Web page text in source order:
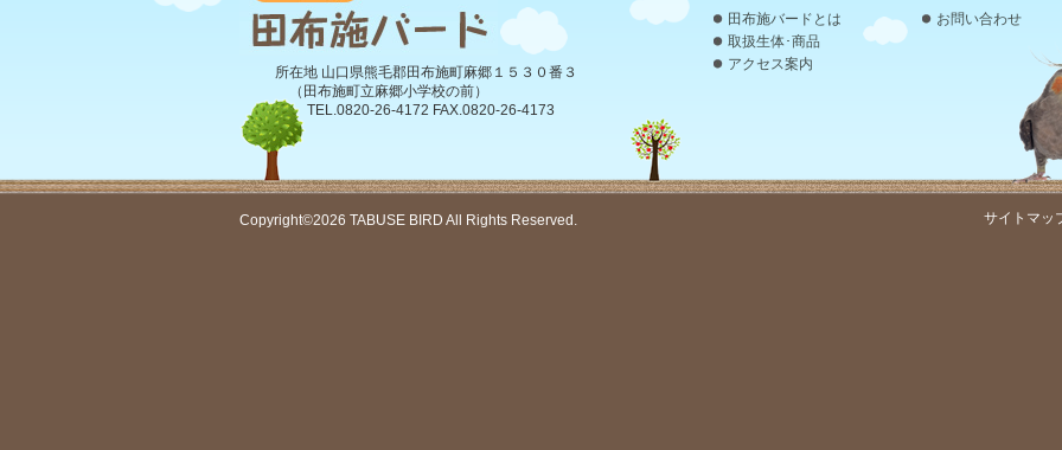
所在地 山口県熊毛郡田布施町麻郷１５３０番３
（田布施町立麻郷小学校の前）
TEL.0820-26-4172 FAX.0820-26-4173
田布施バードとは
取扱生体･商品
アクセス案内
お問い合わせ
Copyright©2026 TABUSE BIRD All Rights Reserved. サイトマッ